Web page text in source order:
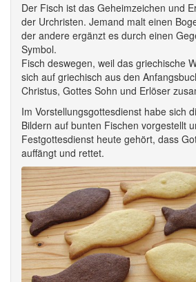
Der Fisch ist das Geheimzeichen und
der Urchristen. Jemand malt einen
der andere ergänzt es durch einen
Symbol.
Fisch deswegen, weil das griechische
sich auf griechisch aus den
Christus, Gottes Sohn und Erlöser
Im Vorstellungsgottesdienst habe sich
Bildern auf bunten Fischen vorgestellt
Festgottesdienst heute gehört, dass
auffängt und rettet.